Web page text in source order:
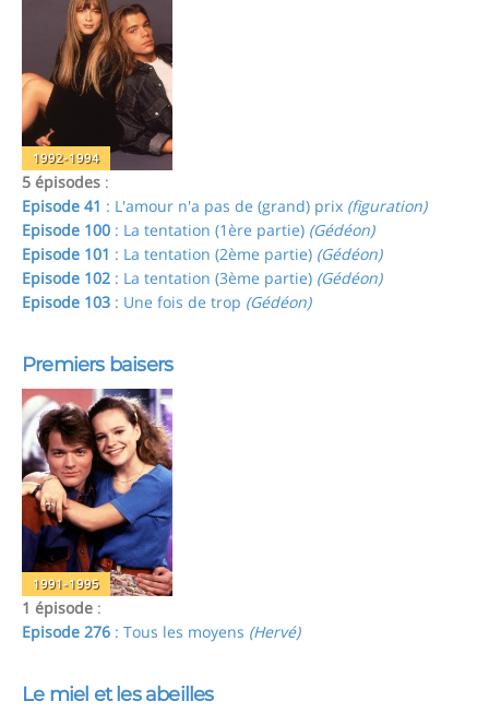
1992-1994
5 épisodes :
Episode 41 : L'amour n'a pas de (grand) prix (figuration)
Episode 100 : La tentation (1ère partie) (Gédéon)
Episode 101 : La tentation (2ème partie) (Gédéon)
Episode 102 : La tentation (3ème partie) (Gédéon)
Episode 103 : Une fois de trop (Gédéon)
Premiers baisers
1991-1995
1 épisode :
Episode 276 : Tous les moyens (Hervé)
Le miel et les abeilles